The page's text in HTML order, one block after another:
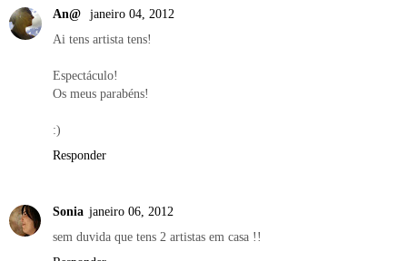
An@
janeiro 04, 2012
Ai tens artista tens!
Espectáculo!
Os meus parabéns!
:)
Responder
Sonia janeiro 06, 2012
sem duvida que tens 2 artistas em casa !!